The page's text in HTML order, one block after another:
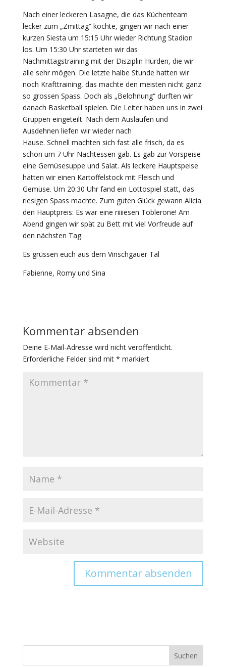
Nach einer leckeren Lasagne, die das Küchenteam
lecker zum „Zmittag“ kochte, gingen wir nach einer
kurzen Siesta um 15:15 Uhr wieder Richtung Stadion
los. Um 15:30 Uhr starteten wir das
Nachmittagstraining mit der Disziplin Hürden, die wir
alle sehr mögen. Die letzte halbe Stunde hatten wir
noch Krafttraining, das machte den meisten nicht ganz
so grossen Spass. Doch als „Belohnung“ durften wir
danach Basketball spielen. Die Leiter haben uns in zwei
Gruppen eingeteilt. Nach dem Auslaufen und
Ausdehnen liefen wir wieder nach
Hause. Schnell machten sich fast alle frisch, da es
schon um 7 Uhr Nachtessen gab. Es gab zur Vorspeise
eine Gemüsesuppe und Salat. Als leckere Hauptspeise
hatten wir einen Kartoffelstock mit Fleisch und
Gemüse. Um 20:30 Uhr fand ein Lottospiel statt, das
riesigen Spass machte. Zum guten Glück gewann Alicia
den Hauptpreis: Es war eine riiiiesen Toblerone! Am
Abend gingen wir spät zu Bett mit viel Vorfreude auf
den nächsten Tag.
Es grüssen euch aus dem Vinschgauer Tal
Fabienne, Romy und Sina
Kommentar absenden
Deine E-Mail-Adresse wird nicht veröffentlicht.
Erforderliche Felder sind mit * markiert